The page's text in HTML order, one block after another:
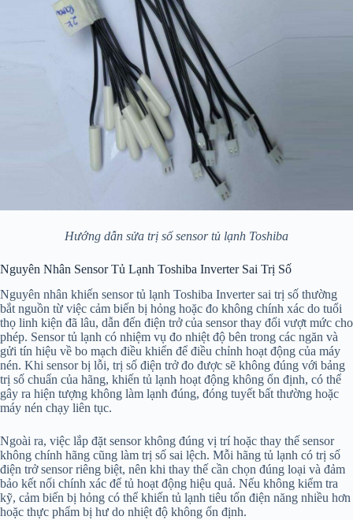
Hướng dẫn sửa trị số sensor tủ lạnh Toshiba
Nguyên Nhân Sensor Tủ Lạnh Toshiba Inverter Sai Trị Số
Nguyên nhân khiến sensor tủ lạnh Toshiba Inverter sai trị số thường
bắt nguồn từ việc cảm biến bị hỏng hoặc đo không chính xác do tuổi
thọ linh kiện đã lâu, dẫn đến điện trở của sensor thay đổi vượt mức cho
phép. Sensor tủ lạnh có nhiệm vụ đo nhiệt độ bên trong các ngăn và
gửi tín hiệu về bo mạch điều khiển để điều chỉnh hoạt động của máy
nén. Khi sensor bị lỗi, trị số điện trở đo được sẽ không đúng với bảng
trị số chuẩn của hãng, khiến tủ lạnh hoạt động không ổn định, có thể
gây ra hiện tượng không làm lạnh đúng, đóng tuyết bất thường hoặc
máy nén chạy liên tục.
Ngoài ra, việc lắp đặt sensor không đúng vị trí hoặc thay thế sensor
không chính hãng cũng làm trị số sai lệch. Mỗi hãng tủ lạnh có trị số
điện trở sensor riêng biệt, nên khi thay thế cần chọn đúng loại và đảm
bảo kết nối chính xác để tủ hoạt động hiệu quả. Nếu không kiểm tra
kỹ, cảm biến bị hỏng có thể khiến tủ lạnh tiêu tốn điện năng nhiều hơn
hoặc thực phẩm bị hư do nhiệt độ không ổn định.